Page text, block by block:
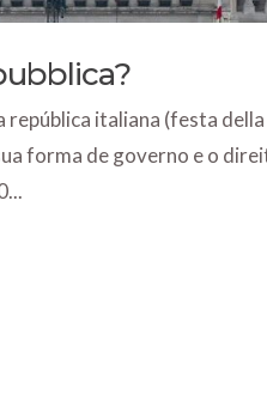
italiana (festa
forma de governo e o